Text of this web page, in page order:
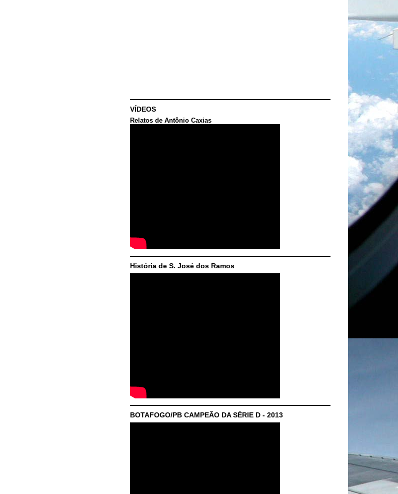
VÍDEOS
Relatos de Antônio Caxias
História de S. José dos Ramos
BOTAFOGO/PB CAMPEÃO DA SÉRIE D - 2013